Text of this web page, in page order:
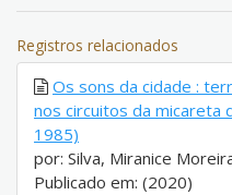
Registros relacionados
Os sons da cidade :
nos circuitos da micareta
1985)
por: Silva, Miranice
Publicado em: (2020)